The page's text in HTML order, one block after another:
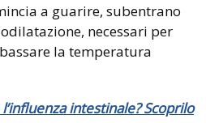
a guarire, subentrano
necessari per
la temperatura
intestinale? Scoprilo